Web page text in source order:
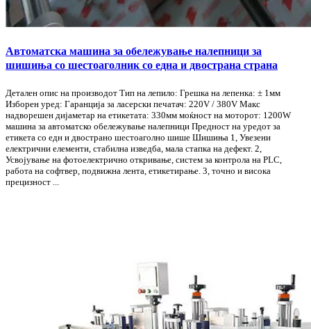
Автоматска машина за обележување налепници за
шишиња со шестоаголник со една и двострана страна
Детален опис на производот Тип на лепило: Грешка на лепенка: ± 1мм
Изборен уред: Гаранција за ласерски печатач: 220V / 380V Макс
надворешен дијаметар на етикетата: 330мм моќност на моторот: 1200W
машина за автоматско обележување налепници Предност на уредот за
етикета со едн и двострано шестоаголно шише Шишиња 1, Увезени
електрични елементи, стабилна изведба, мала стапка на дефект. 2,
Усвојување на фотоелектрично откривање, систем за контрола на PLC,
работа на софтвер, подвижна лента, етикетирање. 3, точно и висока
прецизност ...